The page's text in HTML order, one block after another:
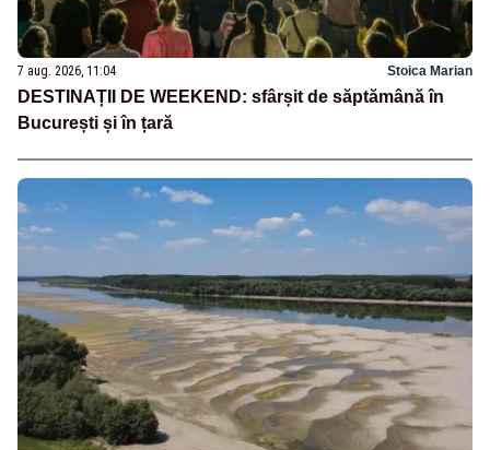
7 aug. 2026, 11:04 Stoica Marian
DESTINAȚII DE WEEKEND: sfârșit de săptămână în
București și în țară